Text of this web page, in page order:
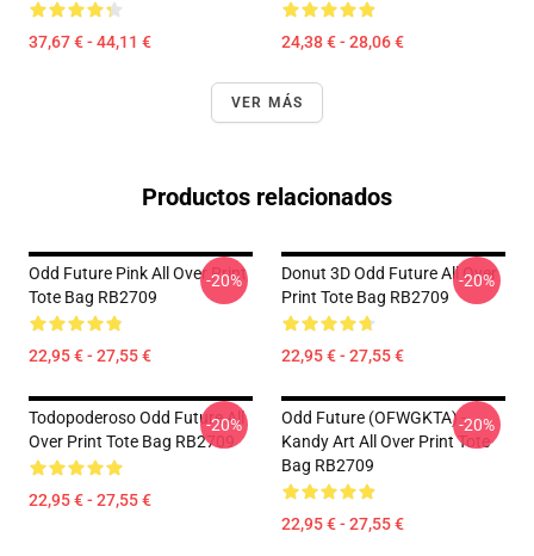
37,67 € - 44,11 € 24,38 € - 28,06 €
VER MÁS
Productos relacionados
Odd Future Pink All Over Print
Tote Bag RB2709
22,95 € - 27,55 €
-20%
Donut 3D Odd Future All Over
Print Tote Bag RB2709
22,95 € - 27,55 €
-20%
Todopoderoso Odd Future All
Over Print Tote Bag RB2709
22,95 € - 27,55 €
-20%
Odd Future (OFWGKTA) -
Kandy Art All Over Print Tote
Bag RB2709
22,95 € - 27,55 €
-20%